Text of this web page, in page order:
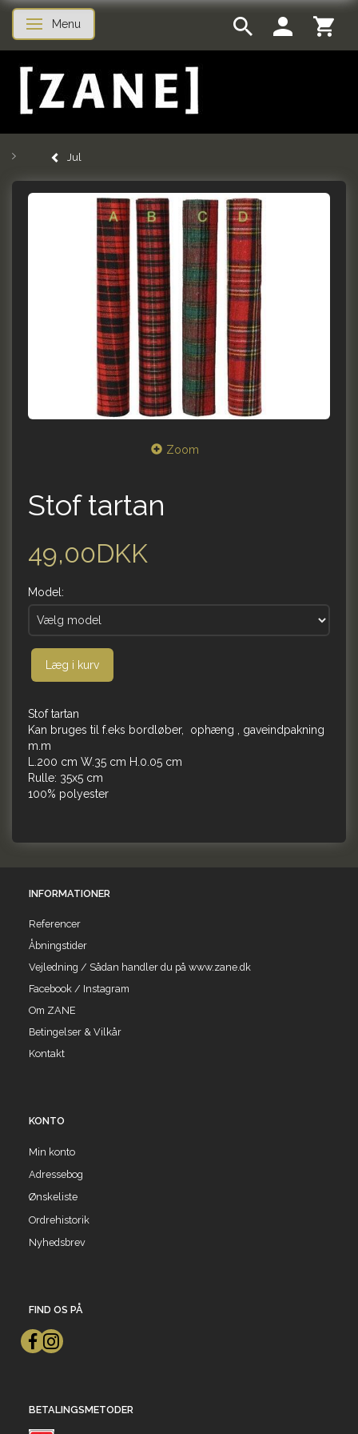
Skifte navigation
Menu
Jul
Zoom
Stof tartan
49,00DKK
Model:
Læg i kurv
Stof tartan
Kan bruges til f.eks bordløber, ophæng , gaveindpakning
m.m
L.200 cm W.35 cm H.0.05 cm
Rulle: 35x5 cm
100% polyester
INFORMATIONER
Referencer
Åbningstider
Vejledning / Sådan handler du på www.zane.dk
Facebook / Instagram
Om ZANE
Betingelser & Vilkår
Kontakt
KONTO
Min konto
Adressebog
Ønskeliste
Ordrehistorik
Nyhedsbrev
FIND OS PÅ
BETALINGSMETODER